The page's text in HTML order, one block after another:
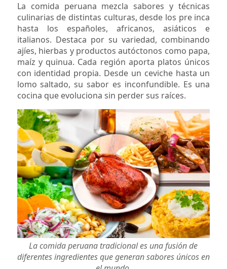
La comida peruana mezcla sabores y técnicas
culinarias de distintas culturas, desde los pre inca
hasta los españoles, africanos, asiáticos e
italianos. Destaca por su variedad, combinando
ajíes, hierbas y productos autóctonos como papa,
maíz y quinua. Cada región aporta platos únicos
con identidad propia. Desde un ceviche hasta un
lomo saltado, su sabor es inconfundible. Es una
cocina que evoluciona sin perder sus raíces.
La comida peruana tradicional es una fusión de
diferentes ingredientes que generan sabores únicos en